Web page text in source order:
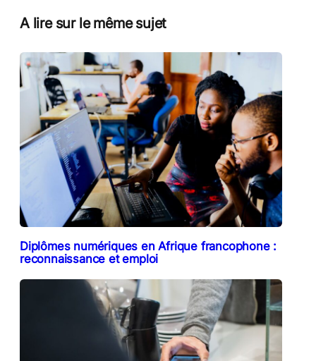
A lire sur le même sujet
Diplômes numériques en Afrique francophone :
reconnaissance et emploi